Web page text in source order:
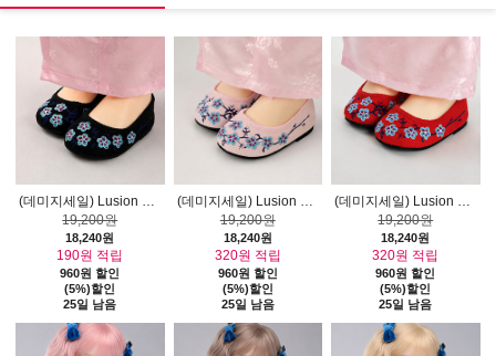
(데미지세일) Lusion Doll Shoes - Iring Shoes (Black)
19,200원
18,240원
190원 적립
960원 할인
(5%)할인
25일 남음
(데미지세일) Lusion Doll Shoes - Iring Shoes (Pink)
19,200원
18,240원
320원 적립
960원 할인
(5%)할인
25일 남음
(데미지세일) Lusion Doll Shoes - Iring Shoes (Red)
19,200원
18,240원
320원 적립
960원 할인
(5%)할인
25일 남음